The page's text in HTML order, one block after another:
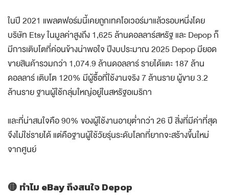
ในปี 2021 แพลตฟอร์มนี้เคยถูกเทคโอเวอร์มาแล้วรอบหนึ่งโดย
บริษัท Etsy ในมูลค่าสูงถึง 1,625 ล้านดอลลาร์สหรัฐ และ Depop ก็
มีการเติบโตที่ค่อนข้างน่าพอใจ ปีงบประมาณ 2025 Depop มียอด
ขายสินค้ารวมกว่า 1,074.9 ล้านดอลลาร์ รายได้แตะ 187 ล้าน
ดอลลาร์ เติบโต 120% มีผู้ซื้อที่ใช้งานจริง 7 ล้านราย ผู้ขาย 3.2
ล้านราย ฐานผู้ใช้กลุ่มใหญ่อยู่ในสหรัฐอเมริกา
และที่น่าสนใจคือ 90% ของผู้ใช้งานอายุต่ำกว่า 26 ปี สิ่งที่มีค่าที่สุด
จึงไม่ใช่รายได้ แต่คือฐานผู้ใช้วัยรุ่นระดับโลกที่ยากจะสร้างขึ้นใหม่
จากศูนย์
🟡 ทำไม eBay ถึงสนใจ Depop